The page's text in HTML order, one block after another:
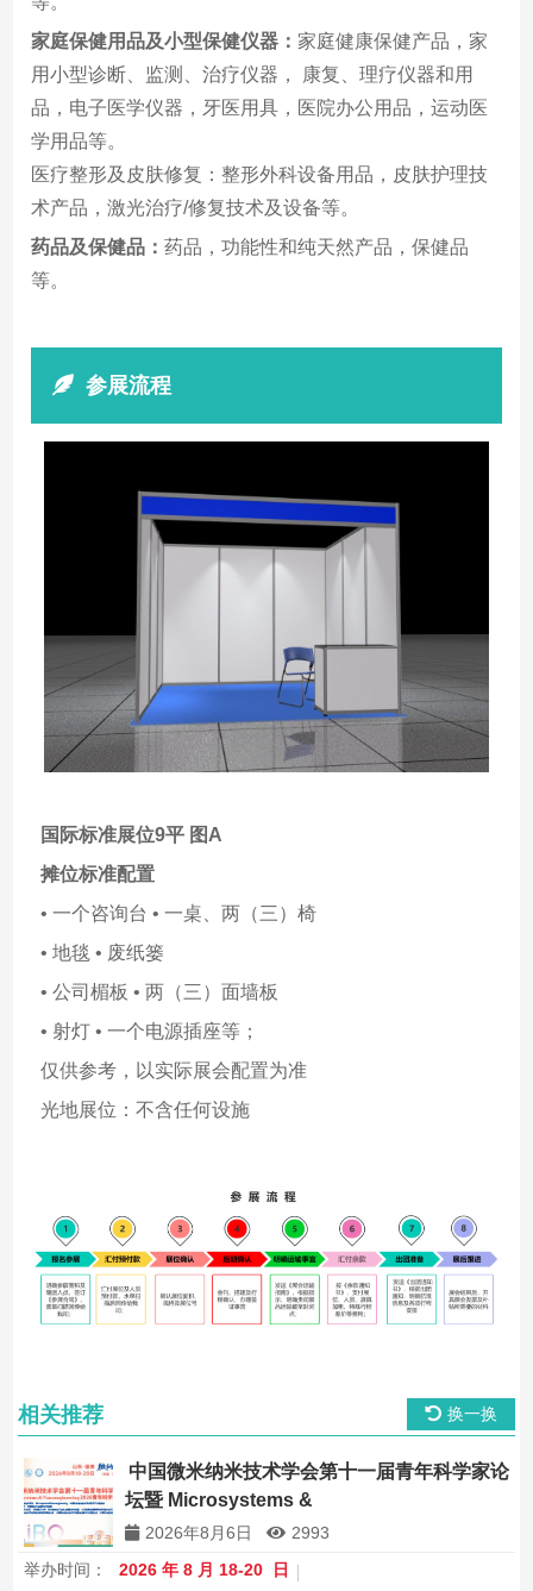
家庭保健用品及小型保健仪器： 家庭健康保健产品，家
用小型诊断、监测、治疗仪器， 康复、理疗仪器和用
品，电子医学仪器，牙医用具，医院办公用品，运动医
学用品等。
医疗整形及皮肤修复：整形外科设备用品，皮肤护理技
术产品，激光治疗/修复技术及设备等。
药品及保健品：药品，功能性和纯天然产品，保健品
等。
参展流程
国际标准展位9平 图A
摊位标准配置
• 一个咨询台 • 一桌、两（三）椅
• 地毯 • 废纸篓
• 公司楣板 • 两（三）面墙板
• 射灯 • 一个电源插座等；
仅供参考，以实际展会配置为准
光地展位：不含任何设施
相关推荐 换一换
中国微米纳米技术学会第十一届青年科学家论
坛暨 Microsystems &
Nanoengineering2026 青年科学家研讨会
2026年8月6日
2993
举办时间：
2026 年 8 月 18-20 日